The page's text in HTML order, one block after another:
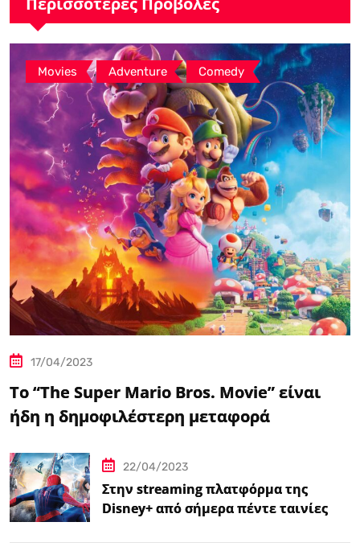
Movies , Adventure , Comedy
17/04/2023
Το “The Super Mario Bros. Movie” είναι
ήδη η δημοφιλέστερη μεταφορά
22/04/2023
Στην streaming πλατφόρμα της
Disney+ από σήμερα πέντε ταινίες